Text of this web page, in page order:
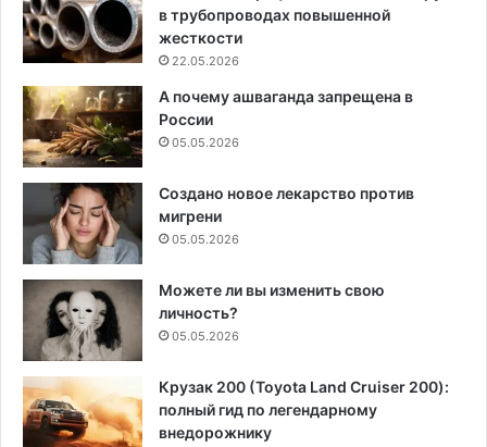
в трубопроводах повышенной
жесткости
22.05.2026
А почему ашваганда запрещена в
России
05.05.2026
Создано новое лекарство против
мигрени
05.05.2026
Можете ли вы изменить свою
личность?
05.05.2026
Крузак 200 (Toyota Land Cruiser 200):
полный гид по легендарному
внедорожнику